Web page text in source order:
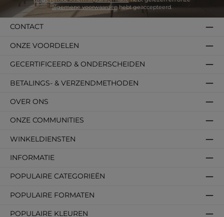
algemene voorwaardenhebt geaccepteerd.
CONTACT
WINKELDIENSTEN
INFORMATIE
POPULAIRE CATEGORIEËN
POPULAIRE FORMATEN
POPULAIRE KLEUREN
BETALINGS- & VERZENDMETHODEN
OVER ONS
GECERTIFICEERD & ONDERSCHEIDEN
ONZE VOORDELEN
ONZE COMMUNITIES